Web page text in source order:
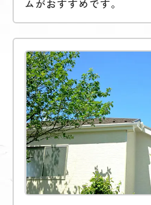
ムがおすすめです。